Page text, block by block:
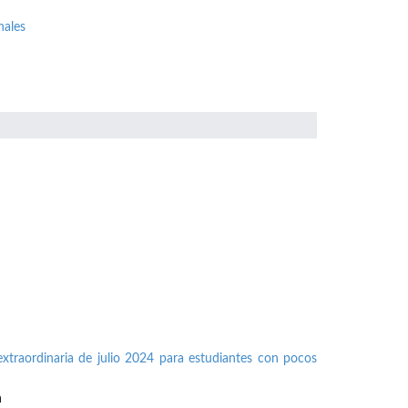
de julio 2024 para estudiantes con pocos